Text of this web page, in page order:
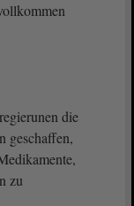
die
geschaffen,
zu